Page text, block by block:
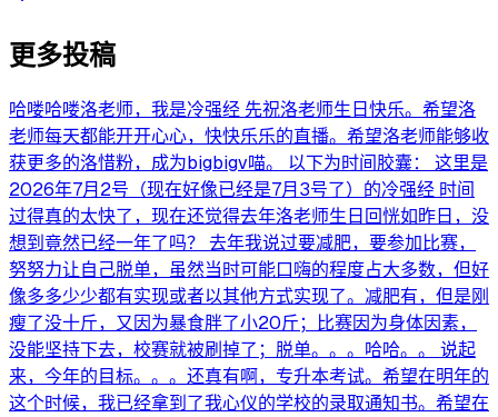
更多投稿
哈喽哈喽洛老师，我是冷强经 先祝洛老师生日快乐。希望洛
老师每天都能开开心心，快快乐乐的直播。希望洛老师能够收
获更多的洛惜粉，成为bigbigv喵。 以下为时间胶囊： 这里是
2026年7月2号（现在好像已经是7月3号了）的冷强经 时间
过得真的太快了，现在还觉得去年洛老师生日回恍如昨日，没
想到竟然已经一年了吗？ 去年我说过要减肥，要参加比赛，
努努力让自己脱单，虽然当时可能口嗨的程度占大多数，但好
像多多少少都有实现或者以其他方式实现了。减肥有，但是刚
瘦了没十斤，又因为暴食胖了小20斤；比赛因为身体因素，
没能坚持下去，校赛就被刷掉了；脱单。。。哈哈。。 说起
来，今年的目标。。。还真有啊，专升本考试。希望在明年的
这个时候，我已经拿到了我心仪的学校的录取通知书。希望在